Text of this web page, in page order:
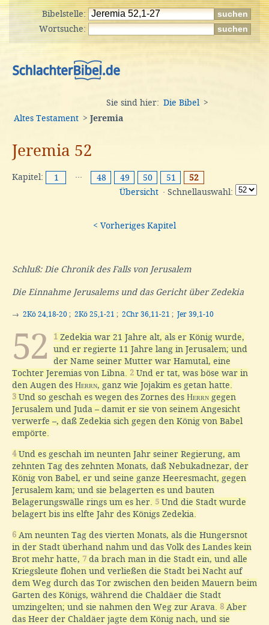
Bibelstelle:
Wortsuche:
Sie sind hier: Die Bibel
>
Altes Testament > Jeremia
Jeremia 52
Kapitel: 1 ··· 48 49 50 51
52
Übersicht · Schnellauswahl:
< Vorheriges Kapitel
Schluß: Die Chronik des Falls von Jerusalem
Die Einnahme Jerusalems und das Gericht über Zedekia
→ 2Kö 24,18-20 ; 2Kö 25,1-21 ; 2Chr 36,11-21 ; Jer 39,1-10
52 1 Zedekia war 21 Jahre alt, als er König wurde,
und er regierte 11 Jahre lang in Jerusalem; und
der Name seiner Mutter war Hamutal, eine
Tochter Jeremias von Libna. 2 Und er tat, was böse war in
den Augen des Herrn, ganz wie Jojakim es getan hatte.
3 Und so geschah es wegen des Zornes des Herrn gegen
Jerusalem und Juda – damit er sie von seinem Angesicht
verwerfe –, daß Zedekia sich gegen den König von Babel
empörte.
4Und es geschah im neunten Jahr seiner Regierung, am
zehnten Tag des zehnten Monats, daß Nebukadnezar, der
König von Babel, er und seine ganze Heeresmacht, gegen
Jerusalem kam; und sie belagerten es und bauten
Belagerungswälle rings um es her. 5 Und die Stadt wurde
belagert bis ins elfte Jahr des Königs Zedekia.
6 Am neunten Tag des vierten Monats, als die Hungersnot
in der Stadt überhand nahm und das Volk des Landes kein
Brot mehr hatte, 7 da brach man in die Stadt ein, und alle
Kriegsleute flohen und verließen die Stadt bei Nacht auf
dem Weg durch das Tor zwischen den beiden Mauern beim
Garten des Königs, während die Chaldäer die Stadt
umzingelten; und sie nahmen den Weg zur Arava. 8 Aber
das Heer der Chaldäer jagte dem König nach, und sie